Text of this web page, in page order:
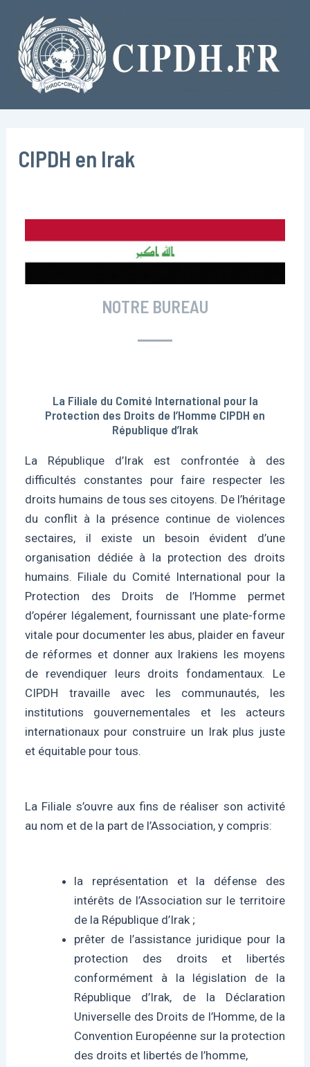
contenu
CIPDH en Irak
NOTRE BUREAU
La Filiale du Comité International pour la
Protection des Droits de l’Homme CIPDH en
République d’Irak
La République d’Irak est confrontée à des
difficultés constantes pour faire respecter les
droits humains de tous ses citoyens. De l’héritage
du conflit à la présence continue de violences
sectaires, il existe un besoin évident d’une
organisation dédiée à la protection des droits
humains. Filiale du Comité International pour la
Protection des Droits de l’Homme permet
d’opérer légalement, fournissant une plate-forme
vitale pour documenter les abus, plaider en faveur
de réformes et donner aux Irakiens les moyens
de revendiquer leurs droits fondamentaux. Le
CIPDH travaille avec les communautés, les
institutions gouvernementales et les acteurs
internationaux pour construire un Irak plus juste
et équitable pour tous.
La Filiale s’ouvre aux fins de réaliser son activité
au nom et de la part de l’Association, y compris:
la représentation et la défense des
intérêts de l’Association sur le territoire
de la République d’Irak ;
prêter de l’assistance juridique pour la
protection des droits et libertés
conformément à la législation de la
République d’Irak, de la Déclaration
Universelle des Droits de l’Homme, de la
Convention Européenne sur la protection
des droits et libertés de l’homme,